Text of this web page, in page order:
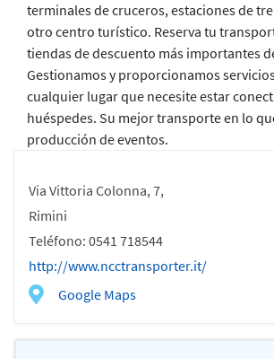
Via Vittoria Colonna, 7,
Rimini
Teléfono: 0541 718544
http://www.ncctransporter.it/
Google Maps
terminales de cruceros, estaciones de
otro centro turístico. Reserva tu
tiendas de descuento más importantes
Gestionamos y proporcionamos
cualquier lugar que necesite estar
huéspedes. Su mejor transporte en lo
producción de eventos.